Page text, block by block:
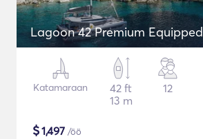
Lagoon 42 Premium Equipped
Katamaraan
42 ft
13 m
12
$1,497 /öö